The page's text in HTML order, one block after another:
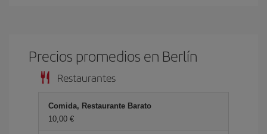
Precios promedios en Berlín
Restaurantes
Comida, Restaurante Barato
10,00 €